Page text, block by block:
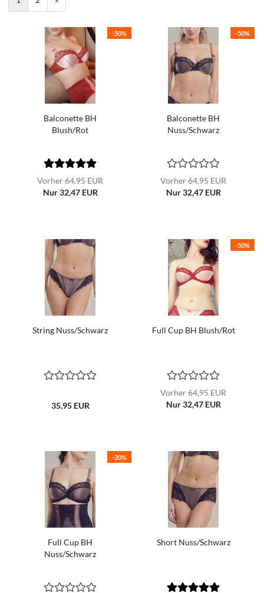
-50%
Balconette BH
Blush/Rot
Vorher 64,95 EUR
Nur 32,47 EUR
-50%
Balconette BH
Nuss/Schwarz
Vorher 64,95 EUR
Nur 32,47 EUR
String Nuss/Schwarz
35,95 EUR
-50%
Full Cup BH Blush/Rot
Vorher 64,95 EUR
Nur 32,47 EUR
-20%
Full Cup BH
Nuss/Schwarz
Short Nuss/Schwarz